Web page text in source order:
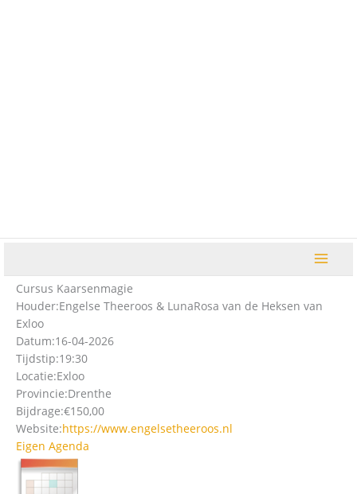
Cursus Kaarsenmagie
Houder:Engelse Theeroos & LunaRosa van de Heksen van
Exloo
Datum:16-04-2026
Tijdstip:19:30
Locatie:Exloo
Provincie:Drenthe
Bijdrage:€150,00
Website:https://www.engelsetheeroos.nl
Eigen Agenda